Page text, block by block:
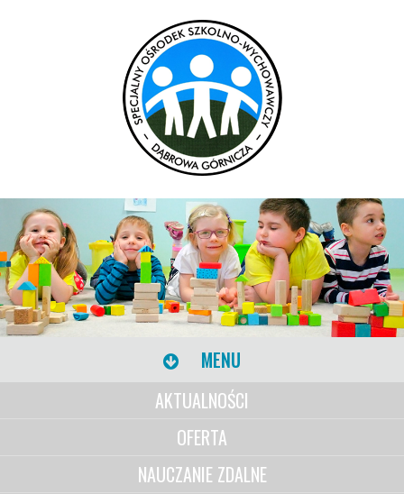
MENU
AKTUALNOŚCI
OFERTA
NAUCZANIE ZDALNE